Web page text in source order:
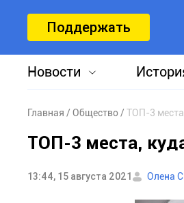
Поддержать
Новости
Главная Общество ТОП-3
ТОП-3 места,
13:44, 15 августа 2021 Олена